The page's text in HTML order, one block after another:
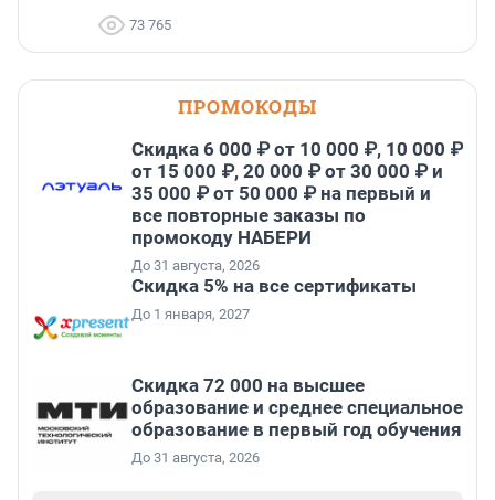
73 765
ПРОМОКОДЫ
Скидка 6 000 ₽ от 10 000 ₽, 10 000 ₽
от 15 000 ₽, 20 000 ₽ от 30 000 ₽ и
35 000 ₽ от 50 000 ₽ на первый и
все повторные заказы по
промокоду НАБЕРИ
До 31 августа, 2026
Скидка 5% на все сертификаты
До 1 января, 2027
Скидка 72 000 на высшее
образование и среднее специальное
образование в первый год обучения
До 31 августа, 2026